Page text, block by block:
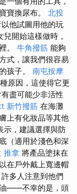
寶換尿布。 北投
他試圖用他的玩
兒開始這樣做時，
。 牛角撥筋 能夠
式，讓我們很容易
孩子。 南屯按摩
原因，這使得它更
盡可能少非活性
新竹撥筋 在海灘
上有化妝品等其他
示，建議選擇與防
（適用於淺色和深
推拿 將產品塗抹在
在戶外戴上寬邊帽
多人注意到他們
油——不幸的是，頭